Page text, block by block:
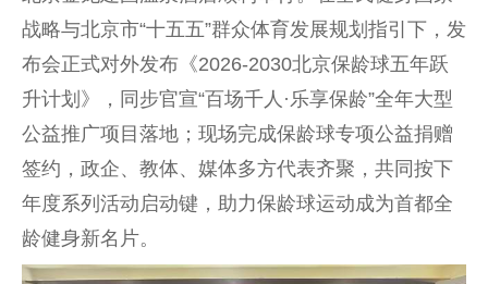
战略与北京市“十五五”群众体育发展规划指引下，发
布会正式对外发布《2026-2030北京保龄球五年跃
升计划》，同步官宣“百场千人·乐享保龄”全年大型
公益推广项目落地；现场完成保龄球专项公益捐赠
签约，政企、教体、媒体多方代表齐聚，共同按下
年度系列活动启动键，助力保龄球运动成为首都全
龄健身新名片。